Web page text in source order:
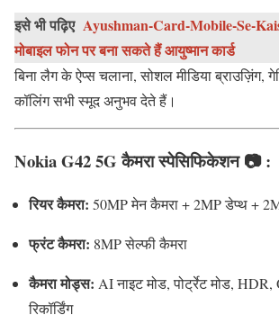
इसे भी पढ़िए Ayushman-Card-Mobile-Se-
मोबाइल फोन पर बना सकते हैं आयुष्मान कार्ड
बिना लैग के ऐप्स चलाना, सोशल मीडिया ब्राउज़िंग,
कॉलिंग सभी स्मूद अनुभव देते हैं।
Nokia G42 5G कैमरा स्पेसिफिकेशन 📷 :
रियर कैमरा: 50MP मेन कैमरा + 2MP डेप्थ +
फ्रंट कैमरा: 8MP सेल्फी कैमरा
कैमरा मोड्स: AI नाइट मोड, पोर्ट्रेट मोड,
रिकॉर्डिंग